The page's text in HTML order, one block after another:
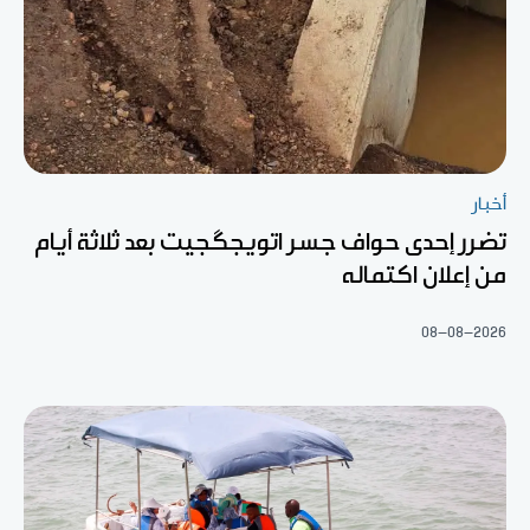
أخبار
تضرر إحدى حواف جسر اتويجگجيت بعد ثلاثة أيام
من إعلان اكتماله
08-08-2026